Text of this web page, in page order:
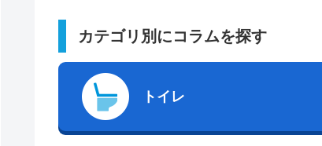
カテゴリ別にコラムを探す
トイレ